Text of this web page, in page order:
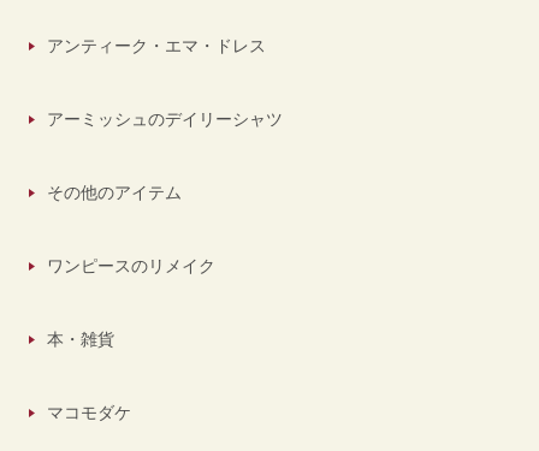
アンティーク・エマ・ドレス
アーミッシュのデイリーシャツ
その他のアイテム
ワンピースのリメイク
本・雑貨
マコモダケ